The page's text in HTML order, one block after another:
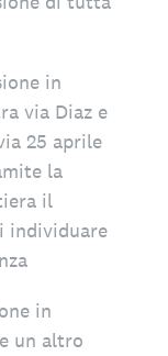
in
via Diaz e
25 aprile
la
il
individuare
in
un altro